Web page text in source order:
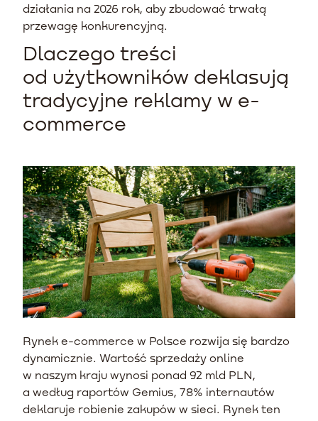
działania na 2026 rok, aby zbudować trwałą
przewagę konkurencyjną.
Dlaczego treści
od użytkowników deklasują
tradycyjne reklamy w e-
commerce
Rynek e-commerce w Polsce rozwija się bardzo
dynamicznie. Wartość sprzedaży online
w naszym kraju wynosi ponad 92 mld PLN,
a według raportów Gemius, 78% internautów
deklaruje robienie zakupów w sieci. Rynek ten